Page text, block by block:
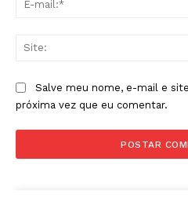
Salve meu nome, e-mail e
próxima vez que eu comentar.